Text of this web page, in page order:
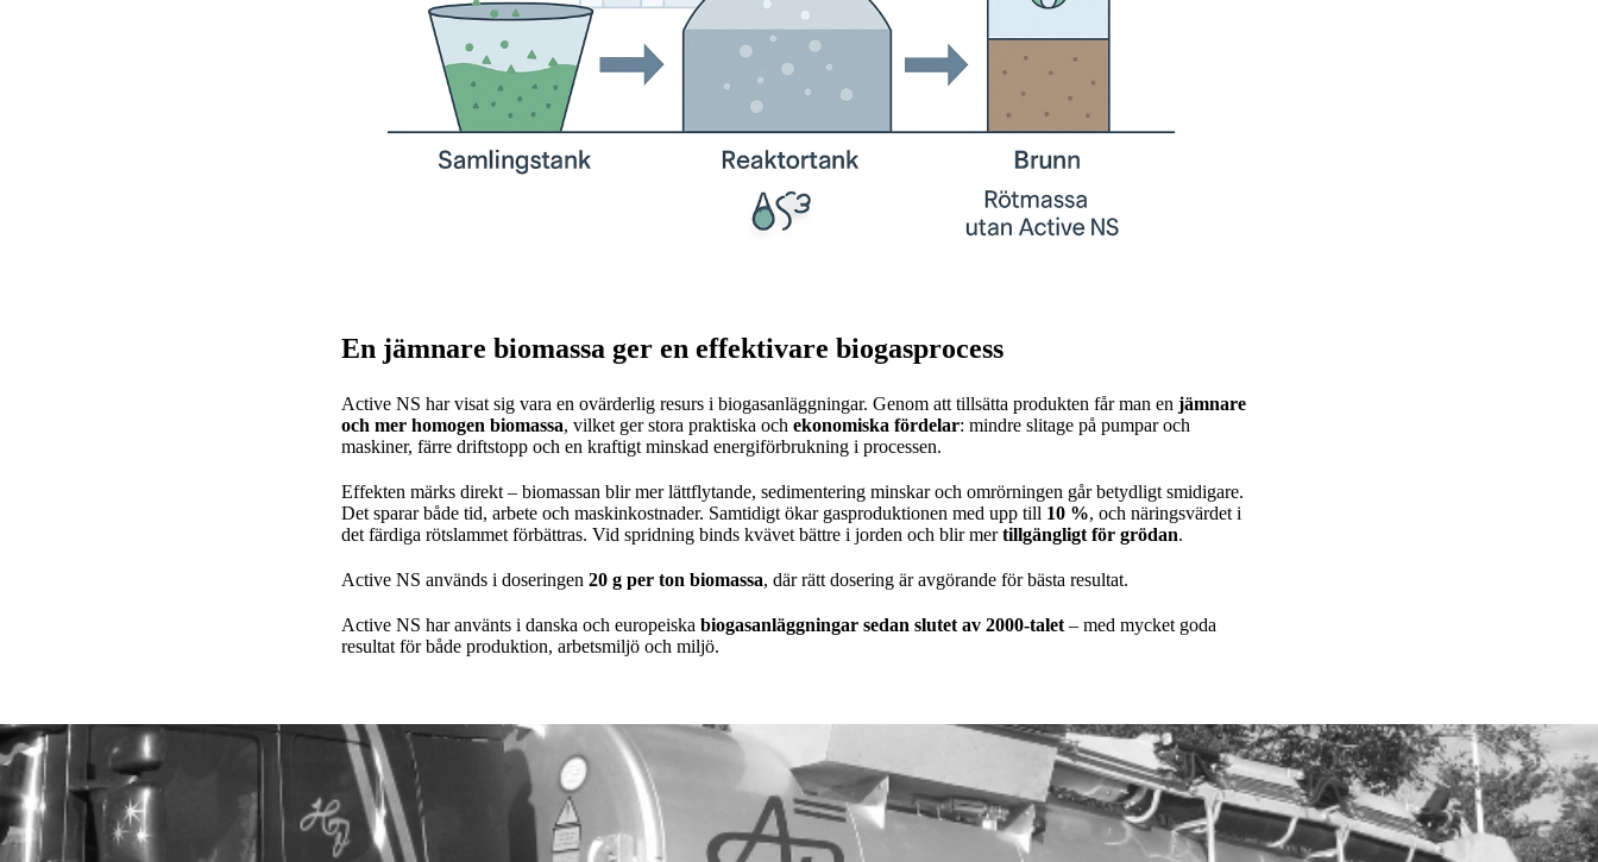
En jämnare biomassa ger en effektivare biogasprocess
Active NS har visat sig vara en ovärderlig resurs i biogasanläggningar. Genom att tillsätta produkten får man en jämnare
och mer homogen biomassa, vilket ger stora praktiska och ekonomiska fördelar: mindre slitage på pumpar och
maskiner, färre driftstopp och en kraftigt minskad energiförbrukning i processen.
Effekten märks direkt – biomassan blir mer lättflytande, sedimentering minskar och omrörningen går betydligt smidigare.
Det sparar både tid, arbete och maskinkostnader. Samtidigt ökar gasproduktionen med upp till 10 %, och näringsvärdet i
det färdiga rötslammet förbättras. Vid spridning binds kvävet bättre i jorden och blir mertillgängligt för grödan.
Active NS används i doseringen 20 g per ton biomassa, där rätt dosering är avgörande för bästa resultat.
Active NS har använts i danska och europeiska biogasanläggningar sedan slutet av 2000-talet – med mycket goda
resultat för både produktion, arbetsmiljö och miljö.